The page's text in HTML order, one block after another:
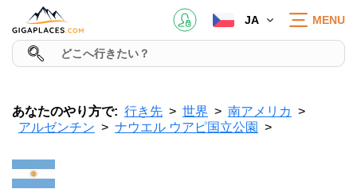
JA MENU
あなたのやり方で: 行き先 世界
南アメリカ
アルゼンチン
ナウエル ウアピ国立公園